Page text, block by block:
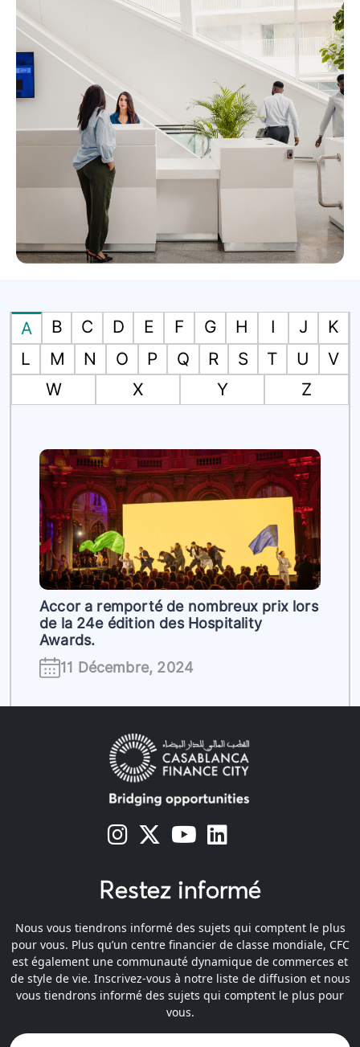
A B C D E F G H I J
K
L
M N O P Q R S T U
V
W
X Y Z
Accor a remporté de nombreux prix lors
de la 24e édition des Hospitality
Awards.
11 Décembre, 2024
s s s
Restez informé
Nous vous tiendrons informé des sujets qui comptent le plus
pour vous. Plus qu’un centre financier de classe mondiale, CFC
est également une communauté dynamique de commerces et
de style de vie. Inscrivez-vous à notre liste de diffusion et nous
vous tiendrons informé des sujets qui comptent le plus pour
vous.